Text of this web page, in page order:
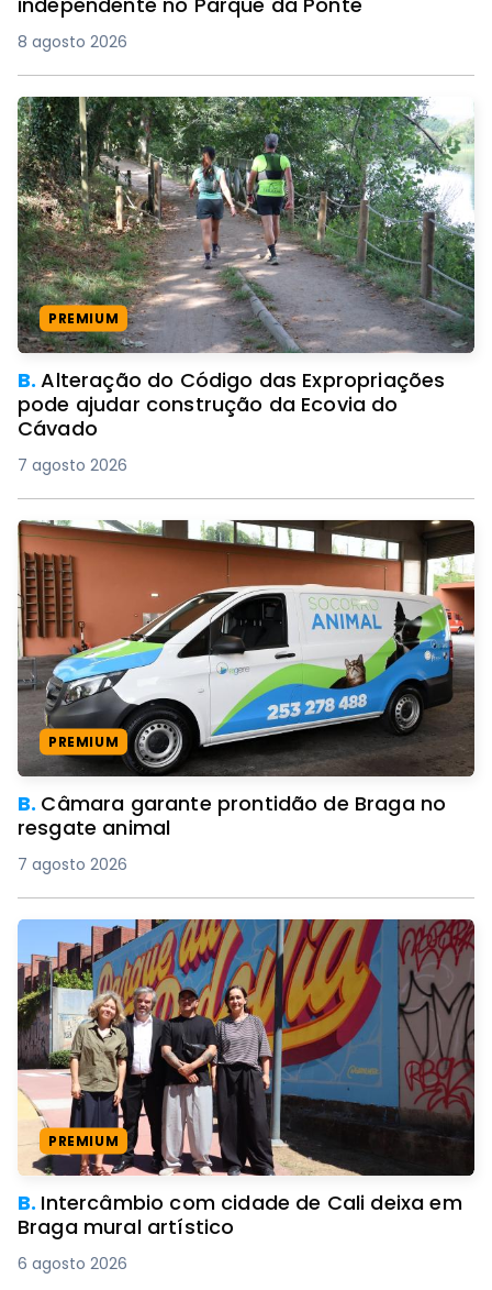
8 agosto 2026
PREMIUM
B.Alteração do Código das Expropriações
pode ajudar construção da Ecovia do
Cávado
7 agosto 2026
PREMIUM
B. Câmara garante prontidão de Braga no
resgate animal
7 agosto 2026
PREMIUM
B. Intercâmbio com cidade de Cali deixa em
Braga mural artístico
6 agosto 2026